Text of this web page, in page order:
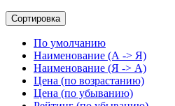
Сортировка
По умолчанию
Наименование (А -> Я)
Наименование (Я -> А)
Цена (по возрастанию)
Цена (по убыванию)